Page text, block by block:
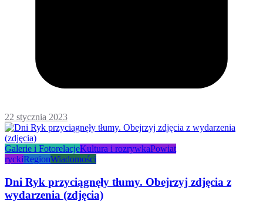
22 stycznia 2023
Galerie i FotorelacjeKultura i rozrywkaPowiat
ryckiRegionWiadomości
Dni Ryk przyciągnęły tłumy. Obejrzyj zdjęcia z
wydarzenia (zdjęcia)